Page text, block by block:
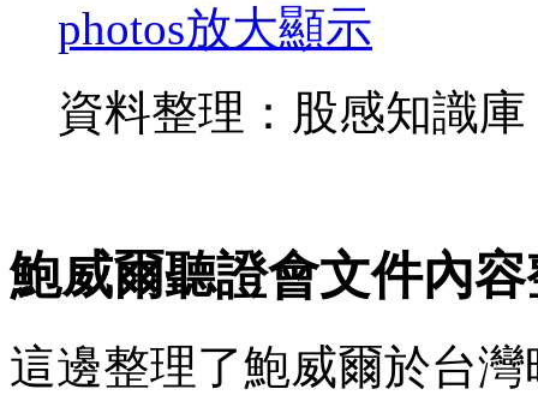
photos放大顯示
資料整理：股感知識庫
鮑威爾聽證會文件內
這邊整理了鮑威爾於台